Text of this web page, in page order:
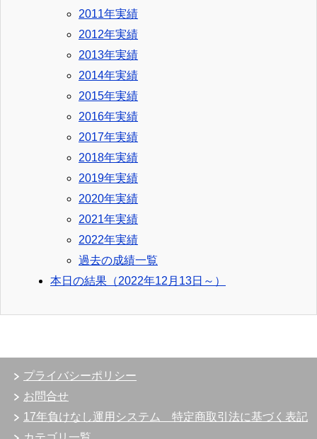
2011年実績
2012年実績
2013年実績
2014年実績
2015年実績
2016年実績
2017年実績
2018年実績
2019年実績
2020年実績
2021年実績
2022年実績
過去の成績一覧
本日の結果（2022年12月13日～）
プライバシーポリシー
お問合せ
17年負けなし運用システム 特定商取引法に基づく表記